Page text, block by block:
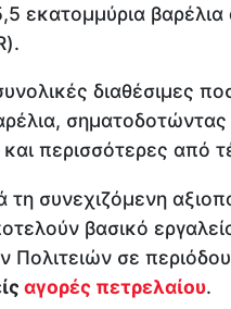
εκατομμύρια βαρέλια
διαθέσιμες
περισσότερες από
τη συνεχιζόμενη
βασικό
σε
αγορές πετρελαίου.